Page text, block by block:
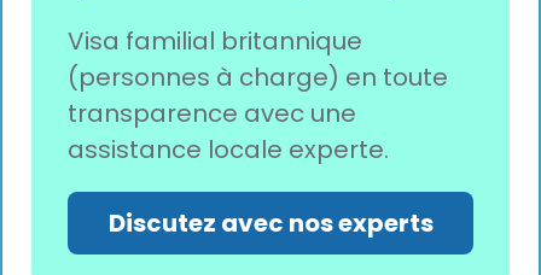
Visa familial britannique
(personnes à charge) en toute
transparence avec une
assistance locale experte.
Discutez avec nos experts